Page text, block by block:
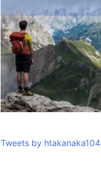
Tweets by htakanaka104